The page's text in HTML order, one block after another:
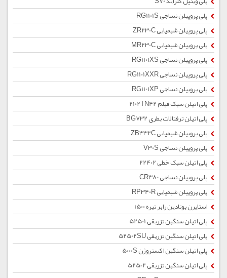
پلی پروپیلن نساجی RG1101S
پلی پروپیلن شیمیایی ZR230C
پلی پروپیلن شیمیایی MR230C
پلی پروپیلن نساجی RG1101XS
پلی پروپیلن نساجی RG1101XXR
پلی پروپیلن نساجی RG1101XP
پلی اتیلن سبک فیلم 2102TN42
پلی اتیلن ترفتالات بطری BG732
پلی پروپیلن شیمیایی ZB332C
پلی پروپیلن نساجی V30S
پلی اتیلن سبک خطی 22402
پلی پروپیلن نساجی CR380
پلی پروپیلن شیمیایی RP340R
استایرن بوتادین رابر تیره 1500
پلی اتیلن سنگین تزریقی 52501
پلی اتیلن سنگین تزریقی 52502SU
پلی اتیلن سنگین اکستروژن 5000S
پلی اتیلن سنگین تزریقی 52502